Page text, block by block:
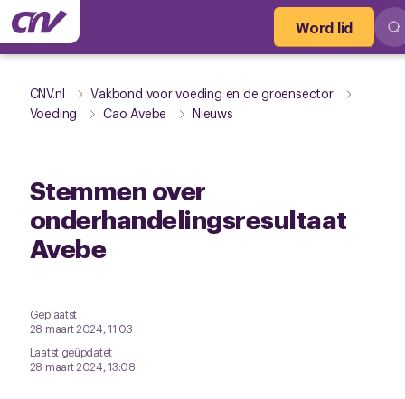
Word lid
CNV.nl
Vakbond voor voeding en de groensector
Voeding
Cao Avebe Nieuws
Stemmen over
onderhandelingsresultaat
Avebe
Geplaatst
28 maart 2024, 11:03
Laatst geüpdatet
28 maart 2024, 13:08